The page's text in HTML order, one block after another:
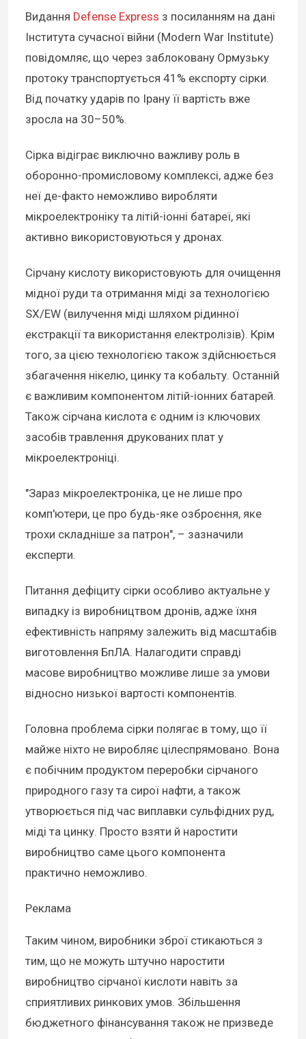
Видання Defense Express з посиланням на дані
Інститута сучасної війни (Modern War Institute)
повідомляє, що через заблоковану Ормузьку
протоку транспортується 41% експорту сірки.
Від початку ударів по Ірану її вартість вже
зросла на 30–50%.
Сірка відіграє виключно важливу роль в
оборонно-промисловому комплексі, адже без
неї де-факто неможливо виробляти
мікроелектроніку та літій-іонні батареї, які
активно використовуються у дронах.
Сірчану кислоту використовують для очищення
мідної руди та отримання міді за технологією
SX/EW (вилучення міді шляхом рідинної
екстракції та використання електролізів). Крім
того, за цією технологією також здійснюється
збагачення нікелю, цинку та кобальту. Останній
є важливим компонентом літій-іонних батарей.
Також сірчана кислота є одним із ключових
засобів травлення друкованих плат у
мікроелектроніці.
"Зараз мікроелектроніка, це не лише про
комп'ютери, це про будь-яке озброєння, яке
трохи складніше за патрон", – зазначили
експерти.
Питання дефіциту сірки особливо актуальне у
випадку із виробництвом дронів, адже їхня
ефективність напряму залежить від масштабів
виготовлення БпЛА. Налагодити справді
масове виробництво можливе лише за умови
відносно низької вартості компонентів.
Головна проблема сірки полягає в тому, що її
майже ніхто не виробляє цілеспрямовано. Вона
є побічним продуктом переробки сірчаного
природного газу та сирої нафти, а також
утворюється під час виплавки сульфідних руд,
міді та цинку. Просто взяти й наростити
виробництво саме цього компонента
практично неможливо.
Реклама
Таким чином, виробники зброї стикаються з
тим, що не можуть штучно наростити
виробництво сірчаної кислоти навіть за
сприятливих ринкових умов. Збільшення
бюджетного фінансування також не призведе